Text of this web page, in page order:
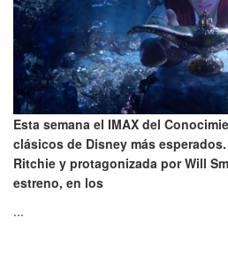
Esta semana el IMAX del
clásicos de Disney más
Ritchie y protagonizada por Will
estreno, en los
...